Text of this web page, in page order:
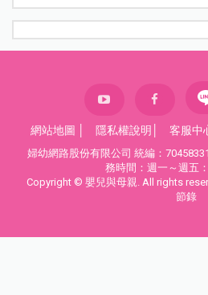
網站地圖 隱私權說明 客服中
婦幼網路股份有限公司 統編：
務時間：週一～週五
Copyright © 嬰兒與母親. All rights
節錄